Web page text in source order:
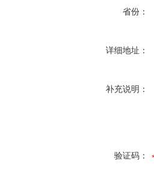
省份：
详细地址：
补充说明：
验证码：